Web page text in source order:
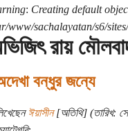
: Creating default
www/sachalayatan/s6/
রায়
বন্ধুর জন্যে
ঈয়াসীন[অতিথি] (তারিখ: